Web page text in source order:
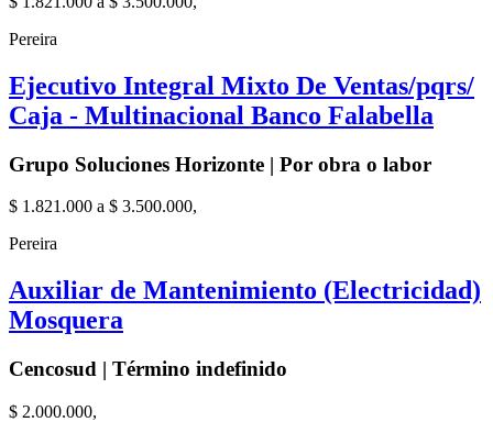
Pereira
Ejecutivo Integral Mixto De Ventas/pqrs/
Caja - Multinacional Banco Falabella
Grupo Soluciones Horizonte | Por obra o labor
$ 1.821.000 a $ 3.500.000,
Pereira
Auxiliar de Mantenimiento (Electricidad)
Mosquera
Cencosud | Término indefinido
$ 2.000.000,